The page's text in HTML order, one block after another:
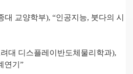
대 교양학부), “인공지능, 붓다의 시
려대 디스플레이반도체물리학과),
연기 ”